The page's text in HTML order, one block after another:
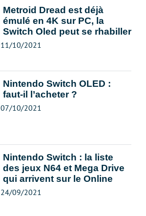
Metroid Dread est déjà
émulé en 4K sur PC, la
Switch Oled peut se rhabiller
11/10/2021
Nintendo Switch OLED :
faut-il l’acheter ?
07/10/2021
Nintendo Switch : la liste
des jeux N64 et Mega Drive
qui arrivent sur le Online
24/09/2021